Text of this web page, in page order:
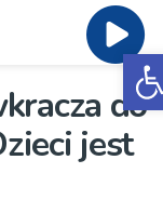
do
jest